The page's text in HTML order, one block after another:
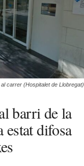
carrer (Hospitalet de Llobregat)
barri de la
difosa